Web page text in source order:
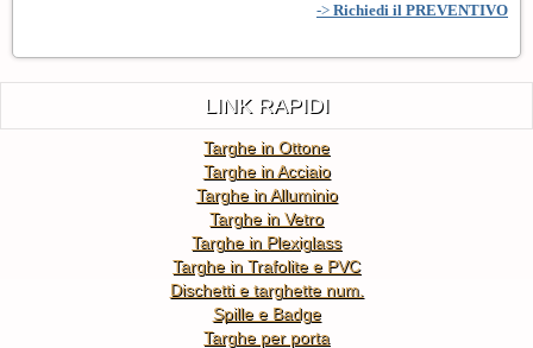
-> Richiedi il PREVENTIVO
LINK RAPIDI
Targhe in Ottone
Targhe in Acciaio
Targhe in Alluminio
Targhe in Vetro
Targhe in Plexiglass
Targhe in Trafolite e PVC
Dischetti e targhette num.
Spille e Badge
Targhe per porta